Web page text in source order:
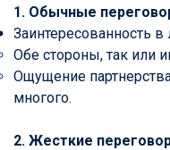
1. Обычные
Заинтересованность в
Обе стороны, так или
Ощущение
многого.
2. Жесткие